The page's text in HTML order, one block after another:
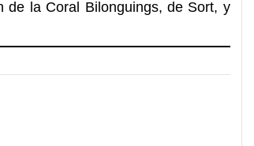
de la Coral Bilonguings, de Sort, y